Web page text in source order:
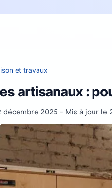
et travaux
artisanaux :
décembre 2025 - Mis à jour le